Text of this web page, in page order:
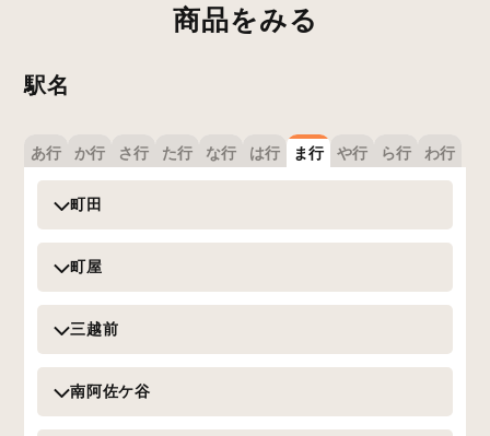
商品をみる
駅名
あ行 か行 さ行 た行 な行 は行 ま行 や行 ら行 わ行
町田
町屋
三越前
南阿佐ケ谷